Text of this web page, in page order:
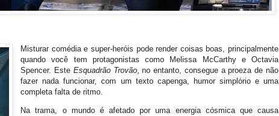
Misturar comédia e super-heróis pode render coisas boas, principalmente
quando você tem protagonistas como Melissa McCarthy e Octavia
Spencer. Este Esquadrão Trovão, no entanto, consegue a proeza de não
fazer nada funcionar, com um texto capenga, humor simplório e uma
completa falta de ritmo.
Na trama, o mundo é afetado por uma energia cósmica que causa